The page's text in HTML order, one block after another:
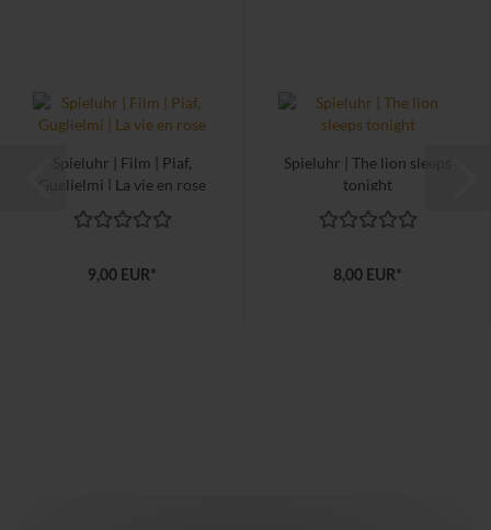
Spieluhr | Film | Piaf,
Guglielmi | La vie en rose
9,00 EUR*
Spieluhr | The lion sleeps
tonight
8,00 EUR*